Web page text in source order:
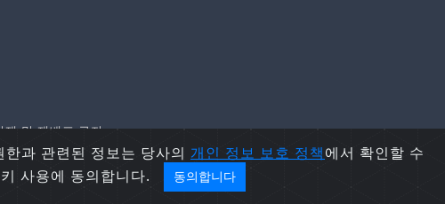
및 재배포 금지.
과 관련된 정보는 당사의 개인 정보 보호 정책에서 확인할 수
사용에 동의합니다. 동의합니다